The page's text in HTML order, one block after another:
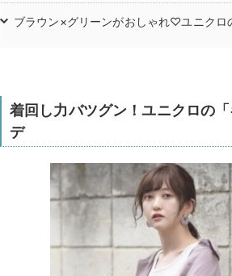
ブラウン×グリーンがおしゃれ♡ユニクロ
着回し力バツグン！ユニクロの
デ